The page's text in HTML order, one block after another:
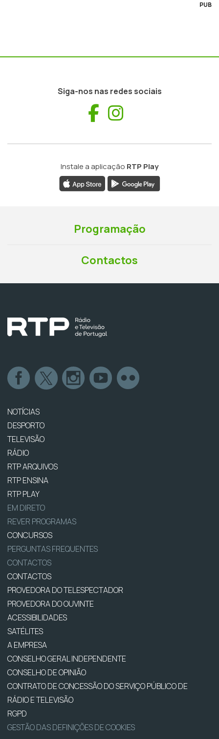
PUB
Siga-nos nas redes sociais
Facebook
Instale a aplicação RTP Play
Programação
Contactos
NOTÍCIAS
DESPORTO
TELEVISÃO
RÁDIO
RTP ARQUIVOS
RTP ENSINA
RTP PLAY
EM DIRETO
REVER PROGRAMAS
CONCURSOS
PERGUNTAS FREQUENTES
CONTACTOS
CONTACTOS
PROVEDORA DO TELESPECTADOR
PROVEDORA DO OUVINTE
ACESSIBILIDADES
SATÉLITES
A EMPRESA
CONSELHO GERAL INDEPENDENTE
CONSELHO DE OPINIÃO
CONTRATO DE CONCESSÃO DO SERVIÇO PÚBLICO DE
RÁDIO E TELEVISÃO
RGPD
GESTÃO DAS DEFINIÇÕES DE COOKIES